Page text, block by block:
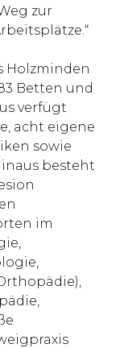
zur
Holzminden
Betten und
verfügt
acht eigene
sowie
besteht
im